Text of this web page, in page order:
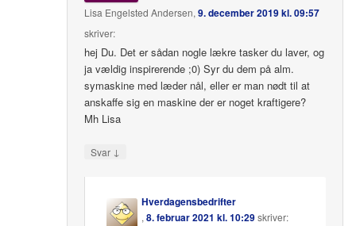
Lisa Engelsted Andersen,9. december 2019 kl. 09:57
skriver:
hej Du. Det er sådan nogle lækre tasker du laver, og
ja vældig inspirerende ;0) Syr du dem på alm.
symaskine med læder nål, eller er man nødt til at
anskaffe sig en maskine der er noget kraftigere?
Mh Lisa
Svar ↓
Hverdagensbedrifter
,8. februar 2021 kl. 10:29skriver: